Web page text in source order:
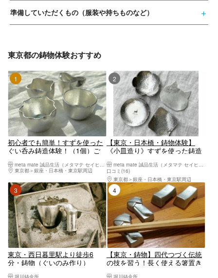
準備していただくもの（服装や持ちものなど）
東京都の鋳物体験おすすめ
1位
初心者でも簡単！すずを使った
ぐい呑み鋳造体験！（1個）ご
り様におすすめ！
meta mate 誠品生活（メタマテ セイヒンセイカツ）日本橋店
東京都
銀座・日本橋・東京駅周辺
2位
【東京・日本橋・鋳物体験】
《小皿造り》すずを使った鋳造
目の小皿（1個）ご家族・友
人・カップル・おひとり様にお
すすめ！
meta mate 誠品生活（メタマテ セイヒンセイカツ）日本橋店
口コミ(16)
東京都
銀座・日本橋・東京駅周辺
3位
東京・西日暮里駅より徒歩6
分・鋳物（ぐいのみ作り）
堀川鋳金所
4位
【東京・鋳物】四代つづく伝統
の技を習う！長く使える箸置き
堀川鋳金所